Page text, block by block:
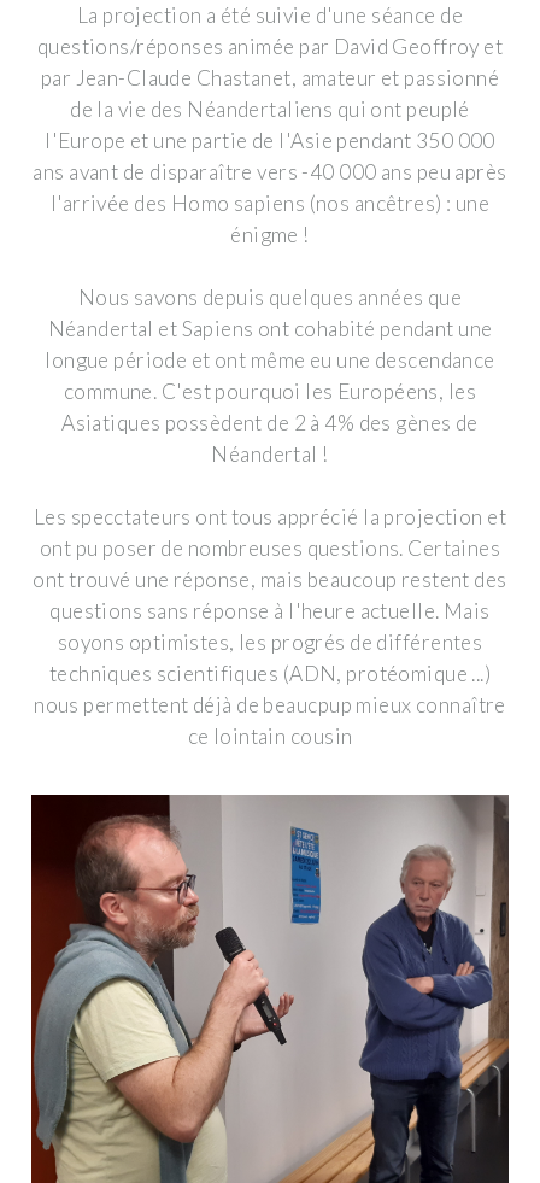
La projection a été suivie d'une séance de
questions/réponses animée par David Geoffroy et
par Jean-Claude Chastanet, amateur et passionné
de la vie des Néandertaliens qui ont peuplé
l'Europe et une partie de l'Asie pendant 350 000
ans avant de disparaître vers -40 000 ans peu après
l'arrivée des Homo sapiens (nos ancêtres) : une
énigme !
Nous savons depuis quelques années que
Néandertal et Sapiens ont cohabité pendant une
longue période et ont même eu une descendance
commune. C'est pourquoi les Européens, les
Asiatiques possèdent de 2 à 4% des gènes de
Néandertal !
Les specctateurs ont tous apprécié la projection et
ont pu poser de nombreuses questions. Certaines
ont trouvé une réponse, mais beaucoup restent des
questions sans réponse à l'heure actuelle. Mais
soyons optimistes, les progrés de différentes
techniques scientifiques (ADN, protéomique ...)
nous permettent déjà de beaucpup mieux connaître
ce lointain cousin